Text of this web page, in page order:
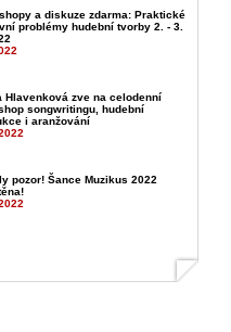
a diskuze zdarma: Praktické
problémy hudební tvorby 2. - 3.
Hlavenková zve na celodenní
songwritingu, hudební
i aranžování
pozor! Šance Muzikus 2022